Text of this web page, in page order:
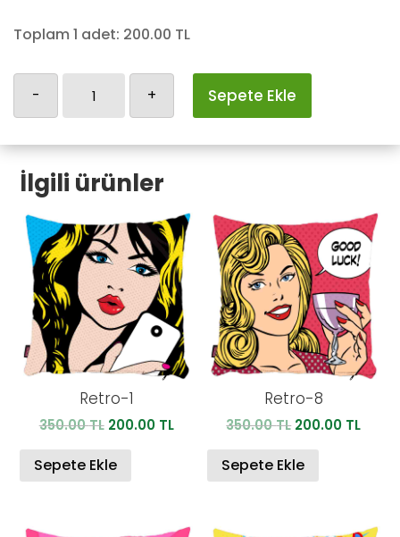
350.00 TL.
Toplam 1 adet: 200.00 TL
- + Sepete Ekle
İlgili ürünler
Retro-1
350.00TL Orijinal
350.00 TL.
200.00 TLŞu
200.00 TL.
Sepete Ekle
Retro-8
350.00TL Orijinal
350.00 TL.
200.00 TLŞu
Sepete Ekle